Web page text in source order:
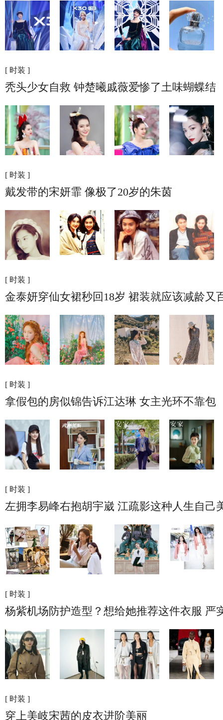
[ 时装 ]
秃头少女自救 钟楚曦戚薇爱惨了土味蝴蝶结
[ 时装 ]
戴发带的宋妍霏 像极了20岁的朱茵
[ 时装 ]
金泰妍穿仙女裙秒回18岁 裙装就应该减龄又
[ 时装 ]
拿假包的房似锦告诉江达琳 女主光环不靠包
[ 时装 ]
左拥李易峰右抱胡宇崴 江疏影这种人生自己
[ 时装 ]
杨紫机场防护造型？想给她推荐这件衣服 严
[ 时装 ]
穿上美岐宋茜的皮衣进阶美丽